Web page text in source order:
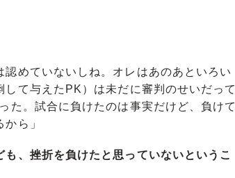
認めていないしね。オレはあのあといろい
て与えたPK）は未だに審判のせいだって
た。試合に負けたのは事実だけど、負けて
ら」
、挫折を負けたと思っていないというこ